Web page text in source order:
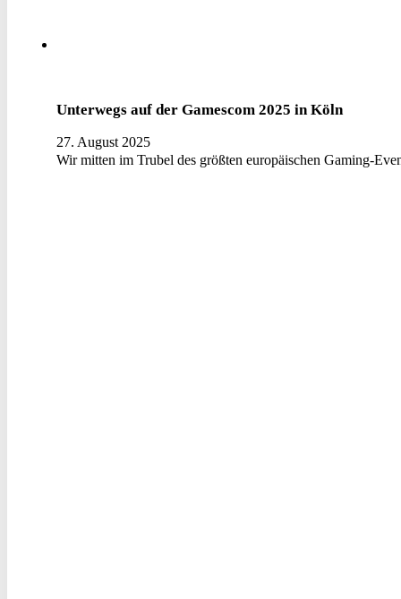
Unterwegs auf der Gamescom 2025 in Köln
27. August 2025
Wir mitten im Trubel des größten europäischen Gaming-